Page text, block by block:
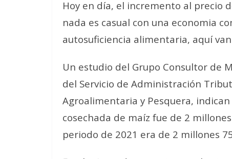
Hoy en día, el incremento al precio
nada es casual con una economia
autosuficiencia alimentaria, aquí
Un estudio del Grupo Consultor de
del Servicio de Administración
Agroalimentaria y Pesquera,
cosechada de maíz fue de 2
periodo de 2021 era de 2 millones